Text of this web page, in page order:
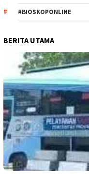
#BIOSKOPONLINE
BERITA UTAMA